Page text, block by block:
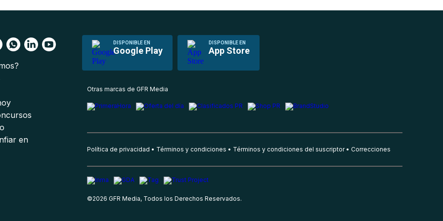
DISPONIBLE EN
Google Play
DISPONIBLE EN
App Store
en
Otras marcas de GFR Media
Política de privacidad Términos y condiciones Términos y condiciones del suscriptor Correcciones
©2026 GFR Media, Todos los Derechos Reservados.